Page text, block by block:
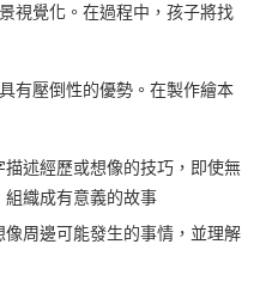
視覺化。在過程中，孩子將找
有壓倒性的優勢。在製作繪本
述經歷或想像的技巧，即使無
織成有意義的故事
周邊可能發生的事情，並理解